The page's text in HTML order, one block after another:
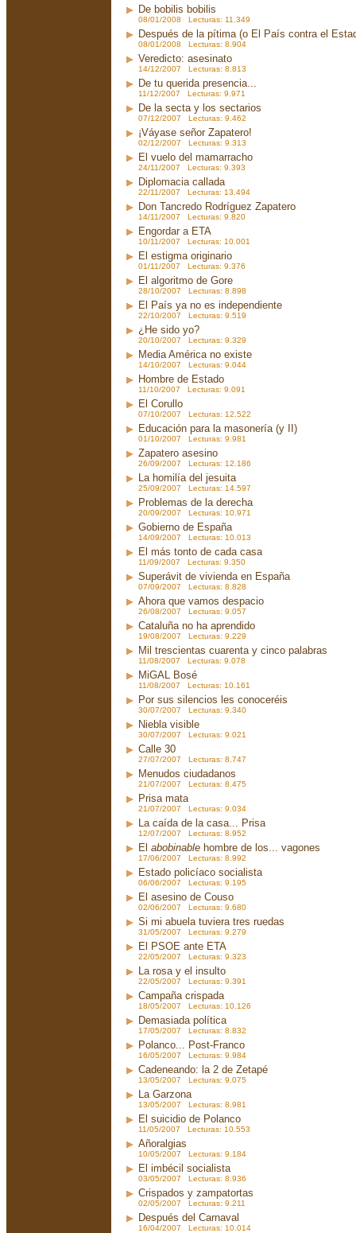
De bobilis bobilis
08/01/2008 Lecturas: 11.349
Después de la pítima (o El País contra el
08/01/2008 Lecturas: 8.904
Veredicto: asesinato
14/12/2007 Lecturas: 8.813
De tu querida presencia...
11/12/2007 Lecturas: 9.971
De la secta y los sectarios
07/12/2007 Lecturas: 9.462
¡Váyase señor Zapatero!
02/12/2007 Lecturas: 9.313
El vuelo del mamarracho
24/11/2007 Lecturas: 9.393
Diplomacia callada
22/11/2007 Lecturas: 13.494
Don Tancredo Rodríguez Zapatero
14/11/2007 Lecturas: 9.820
Engordar a ETA
10/11/2007 Lecturas: 10.001
El estigma originario
01/11/2007 Lecturas: 9.376
El algoritmo de Gore
28/10/2007 Lecturas: 8.898
El País ya no es independiente
22/10/2007 Lecturas: 9.519
¿He sido yo?
20/10/2007 Lecturas: 9.329
Media América no existe
14/10/2007 Lecturas: 9.044
Hombre de Estado
11/10/2007 Lecturas: 9.091
El Corullo
07/10/2007 Lecturas: 12.522
Educación para la masonería (y II)
01/10/2007 Lecturas: 9.981
Zapatero asesino
26/09/2007 Lecturas: 12.186
La homilía del jesuita
25/09/2007 Lecturas: 14.597
Problemas de la derecha
20/09/2007 Lecturas: 10.971
Gobierno de España
14/09/2007 Lecturas: 10.013
El más tonto de cada casa
11/09/2007 Lecturas: 9.350
Superávit de vivienda en España
07/09/2007 Lecturas: 8.828
Ahora que vamos despacio
26/08/2007 Lecturas: 9.057
Cataluña no ha aprendido
19/08/2007 Lecturas: 9.229
Mil trescientas cuarenta y cinco palabras
11/08/2007 Lecturas: 9.078
MiGAL Bosé
11/08/2007 Lecturas: 10.161
Por sus silencios les conoceréis
30/07/2007 Lecturas: 9.340
Niebla visible
30/07/2007 Lecturas: 9.021
Calle 30
27/07/2007 Lecturas: 8.747
Menudos ciudadanos
21/07/2007 Lecturas: 8.475
Prisa mata
21/07/2007 Lecturas: 9.034
La caída de la casa... Prisa
12/07/2007 Lecturas: 8.952
El abobinable hombre de los... vagones
17/06/2007 Lecturas: 8.992
Estado policíaco socialista
06/06/2007 Lecturas: 9.195
El asesino de Couso
02/06/2007 Lecturas: 9.680
Si mi abuela tuviera tres ruedas
31/05/2007 Lecturas: 9.279
El PSOE ante ETA
22/05/2007 Lecturas: 9.323
La rosa y el insulto
22/05/2007 Lecturas: 9.391
Campaña crispada
18/05/2007 Lecturas: 10.126
Demasiada política
17/05/2007 Lecturas: 8.832
Polanco... Post-Franco
16/05/2007 Lecturas: 9.984
Cadeneando: la 2 de Zetapé
13/05/2007 Lecturas: 9.075
La Garzona
13/05/2007 Lecturas: 8.981
El suicidio de Polanco
11/05/2007 Lecturas: 10.553
Añoralgias
10/05/2007 Lecturas: 9.184
El imbécil socialista
03/05/2007 Lecturas: 8.936
Crispados y zampatortas
02/05/2007 Lecturas: 9.211
Después del Carnaval
16/04/2007 Lecturas: 10.014